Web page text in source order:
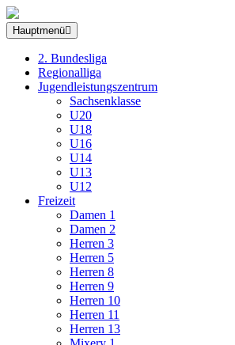
Hauptmenü
2. Bundesliga
Regionalliga
Jugendleistungszentrum
Sachsenklasse
U20
U18
U16
U14
U13
U12
Freizeit
Damen 1
Damen 2
Herren 3
Herren 5
Herren 8
Herren 9
Herren 10
Herren 11
Herren 13